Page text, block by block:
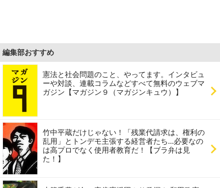
編集部おすすめ
憲法と社会問題のこと、やってます。インタビュ
ーや対談、連載コラムなどすべて無料のウェブマ
ガジン【マガジン９（マガジンキュウ）】
竹中平蔵だけじゃない！「残業代請求は、権利の
乱用」とトンデモ主張する経営者たち...必要なの
は高プロでなく使用者教育だ！【ブラ弁は見
た！】